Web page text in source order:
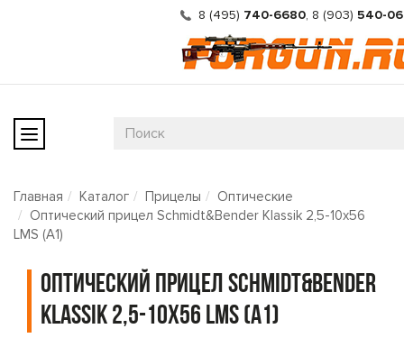
8 (495) 740-6680, 8 (903) 540-
Главная Каталог Прицелы
Оптические
Оптический прицел Schmidt&Bender Klassik 2,5-10x56
LMS (A1)
Оптический прицел Schmidt&Bender
Klassik 2,5-10x56 LMS (A1)